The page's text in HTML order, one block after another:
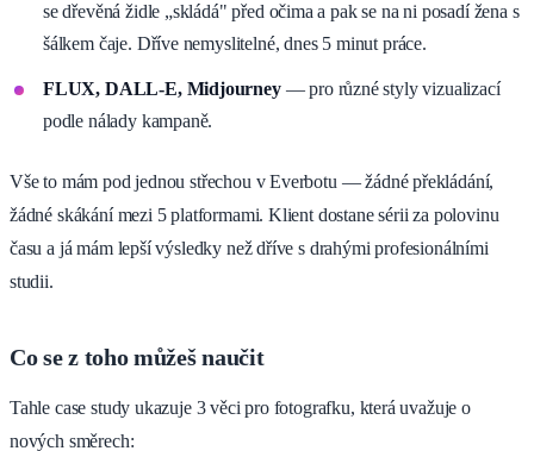
se dřevěná židle „skládá" před očima a pak se na ni posadí žena s
šálkem čaje. Dříve nemyslitelné, dnes 5 minut práce.
FLUX, DALL-E, Midjourney— pro různé styly vizualizací
podle nálady kampaně.
Vše to mám pod jednou střechou v Everbotu — žádné překládání,
žádné skákání mezi 5 platformami. Klient dostane sérii za polovinu
času a já mám lepší výsledky než dříve s drahými profesionálními
studii.
Co se z toho můžeš naučit
Tahle case study ukazuje 3 věci pro fotografku, která uvažuje o
nových směrech: